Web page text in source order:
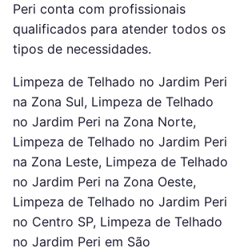
Peri conta com profissionais
qualificados para atender todos os
tipos de necessidades.
Limpeza de Telhado no Jardim Peri
na Zona Sul, Limpeza de Telhado
no Jardim Peri na Zona Norte,
Limpeza de Telhado no Jardim Peri
na Zona Leste, Limpeza de Telhado
no Jardim Peri na Zona Oeste,
Limpeza de Telhado no Jardim Peri
no Centro SP, Limpeza de Telhado
no Jardim Peri em São